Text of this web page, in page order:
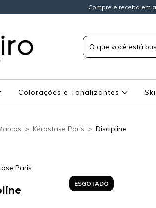
Compre e receba em
Colorações e Tonalizantes
> Kérastase Paris > Discipline
Paris
ESGOTADO